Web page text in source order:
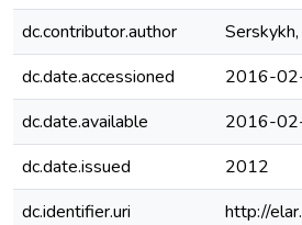
dc.contributor.author
dc.date.accessioned
2016-
dc.date.available
2016-
dc.date.issued
2012
dc.identifier.uri
http://